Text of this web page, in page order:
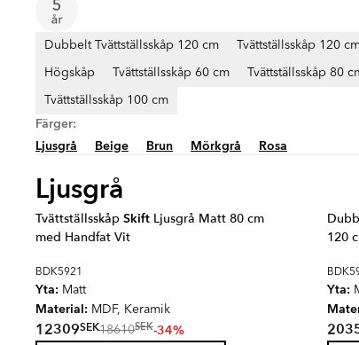
Dubbelt Tvättställsskåp 120 cm Tvättställsskåp 120
Högskåp Tvättställsskåp 60 cm Tvättställsskåp 80
Tvättställsskåp 100 cm
Färger:
Ljusgrå
Beige Brun Mörkgrå Rosa
Ljusgrå
Tvättställsskåp Skift Ljusgrå Matt 80 cm
med Handfat Vit
BDK5921
Yta: Matt
Material: MDF, Keramik
12309SEK18610SEK-34%
120
Yta: